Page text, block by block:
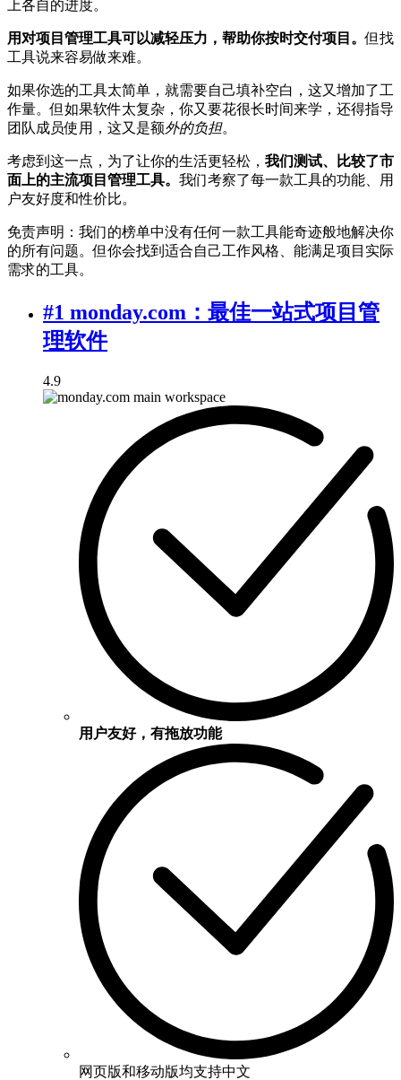
上各自的进度。
用对项目管理工具可以减轻压力，帮助你按时交付项目。但找
工具说来容易做来难。
如果你选的工具太简单，就需要自己填补空白，这又增加了工
作量。但如果软件太复杂，你又要花很长时间来学，还得指导
团队成员使用，这又是额外的负担。
考虑到这一点，为了让你的生活更轻松， 我们测试、比较了市
面上的主流项目管理工具。 我们考察了每一款工具的功能、用
户友好度和性价比。
免责声明：我们的榜单中没有任何一款工具能奇迹般地解决你
的所有问题。但你会找到适合自己工作风格、能满足项目实际
需求的工具。
#1 monday.com：最佳一站式项目管
理软件
4.9
用户友好，有拖放功能
网页版和移动版均支持中文